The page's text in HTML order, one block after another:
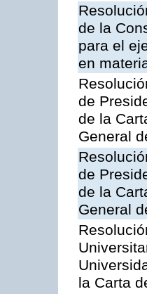
de la
para el
en
de
de la
General
de
de la
General
la Carta